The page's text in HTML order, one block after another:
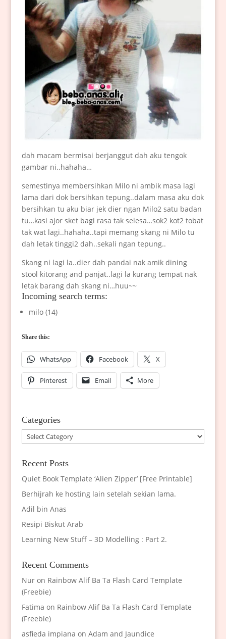
dah macam bermisai berjanggut dah aku tengok
gambar ni..hahaha…
semestinya membersihkan Milo ni ambik masa lagi
lama dari dok bersihkan tepung..dalam masa aku dok
bersihkan tu aku biar jek dier ngan Milo2 satu badan
tu…kasi ajor sket bagi rasa tak selesa…sok2 kot2 tobat
tak wat lagi..hahaha..tapi memang skang ni Milo tu
dah letak tinggi2 dah..sekali ngan tepung..
Skang ni lagi la..dier dah pandai nak amik dining
stool kitorang and panjat..lagi la kurang tempat nak
letak barang dah skang ni…huu~~
Incoming search terms:
milo (14)
Share this:
WhatsApp Facebook X
Pinterest Email More
Categories
Categories
Recent Posts
Quiet Book Template ‘Alien Zipper’ [Free Printable]
Berhijrah ke hosting lain setelah sekian lama.
Adil bin Anas
Resipi Biskut Arab
Learning New Stuff – 3D Modelling : Part 2.
Recent Comments
Nuron Rainbow Alif Ba Ta Flash Card Template
(Freebie)
Fatima on Rainbow Alif Ba Ta Flash Card Template
(Freebie)
asfieda impiana on Adam and Jaundice